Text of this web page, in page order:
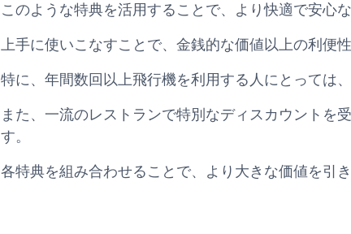
このような特典を活用することで、より快適で安心
上手に使いこなすことで、金銭的な価値以上の利便
特に、年間数回以上飛行機を利用する人にとっては
また、一流のレストランで特別なディスカウントを
す。
各特典を組み合わせることで、より大きな価値を引